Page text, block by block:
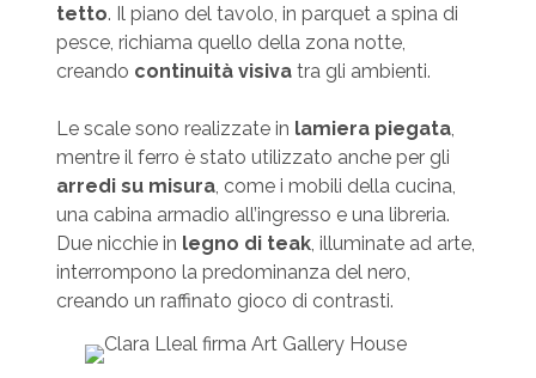
tetto. Il piano del tavolo, in parquet a spina di
pesce, richiama quello della zona notte,
creando continuità visivatra gli ambienti.
Le scale sono realizzate in lamiera piegata,
mentre il ferro è stato utilizzato anche per gli
arredi su misura, come i mobili della cucina,
una cabina armadio all’ingresso e una libreria.
Due nicchie in legno di teak, illuminate ad arte,
interrompono la predominanza del nero,
creando un raffinato gioco di contrasti.